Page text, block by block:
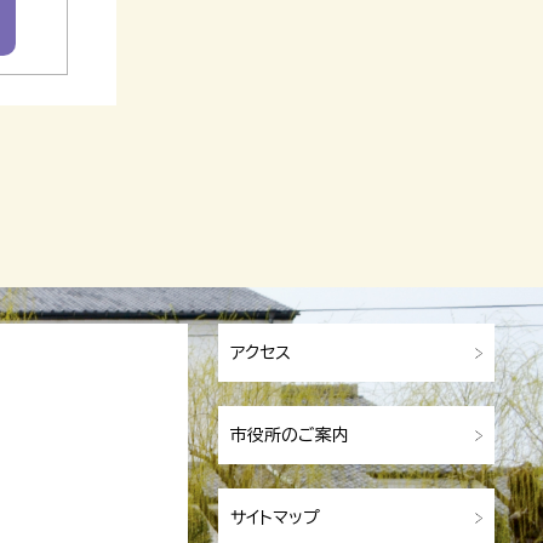
アクセス
市役所のご案内
サイトマップ